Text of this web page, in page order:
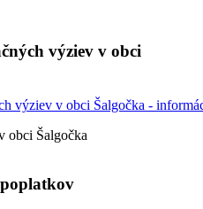
výziev v obci
obci Šalgočka